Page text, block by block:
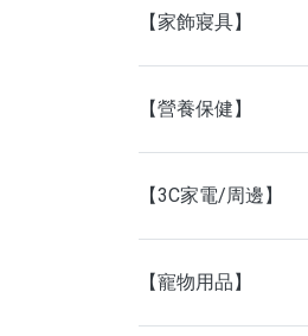
【家飾寢具】
【營養保健】
【3C家電/周邊】
【寵物用品】